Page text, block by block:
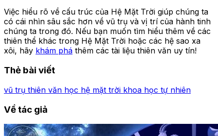
Việc hiểu rõ về cấu trúc của Hệ Mặt Trời giúp chúng ta
có cái nhìn sâu sắc hơn về vũ trụ và vị trí của hành tinh
chúng ta trong đó. Nếu bạn muốn tìm hiểu thêm về các
thiên thể khác trong Hệ Mặt Trời hoặc các hệ sao xa
xôi, hãy khám phá thêm các tài liệu thiên văn uy tín!
Thẻ bài viết
vũ trụ thiên văn học hệ mặt trời khoa học tự nhiên
Về tác giả